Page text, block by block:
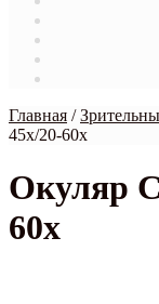
Главная /
45x/20-60x
Окуляр
60x